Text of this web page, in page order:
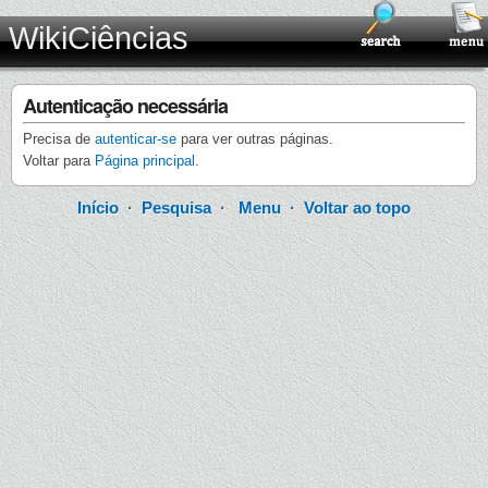
WikiCiências
Autenticação necessária
Precisa de autenticar-se para ver outras páginas.
Voltar para Página principal .
Início · Pesquisa·Menu ·Voltar ao topo